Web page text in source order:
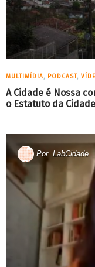
MULTIMÍDIA, PODCAST,
A Cidade é Nossa
o Estatuto da Cidade
Por LabCidade